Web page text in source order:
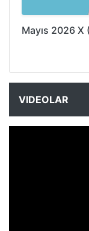
Mayıs 2026
VIDEOLAR